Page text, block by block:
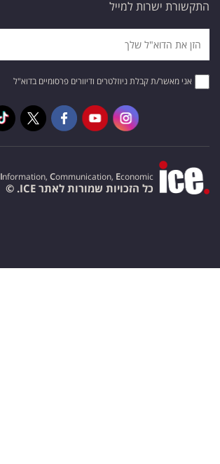
התקשורת ישרות למייל
אני מאשר/ת קבלת ניוזלטרים ודיוורים פרסומיים בדוא"ל
Information, Communication, Economic
כל הזכויות שמורות לאתר ICE. ©